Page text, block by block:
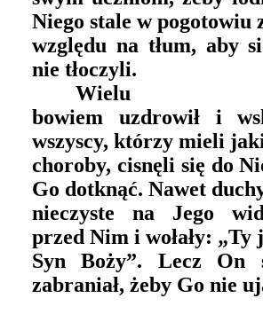
Niego stale w pogotowiu
względu na tłum, aby
nie tłoczyli.
Wielu
bowiem uzdrowił i
wszyscy, którzy mieli
choroby, cisnęli się do
Go dotknąć. Nawet
nieczyste na Jego
przed Nim i wołały: „Ty
Syn Boży”. Lecz On
zabraniał, żeby Go nie